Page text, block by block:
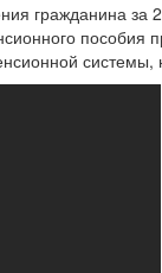
гражданина за
пособия
системы,